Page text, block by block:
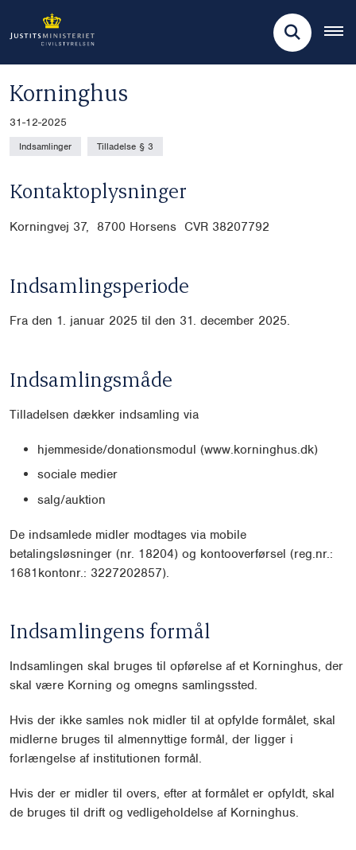
Korninghus
31-12-2025
Indsamlinger Tilladelse § 3
Kontaktoplysninger
Korningvej 37, 8700 Horsens CVR 38207792
Indsamlingsperiode
Fra den 1. januar 2025 til den 31. december 2025.
Indsamlingsmåde
Tilladelsen dækker indsamling via
hjemmeside/donationsmodul (www.korninghus.dk)
sociale medier
salg/auktion
De indsamlede midler modtages via mobile
betalingsløsninger (nr. 18204) og kontooverførsel (reg.nr.:
1681kontonr.: 3227202857).
Indsamlingens formål
Indsamlingen skal bruges til opførelse af et Korninghus, der
skal være Korning og omegns samlingssted.
Hvis der ikke samles nok midler til at opfylde formålet, skal
midlerne bruges til almennyttige formål, der ligger i
forlængelse af institutionen formål.
Hvis der er midler til overs, efter at formålet er opfyldt, skal
de bruges til drift og vedligeholdelse af Korninghus.